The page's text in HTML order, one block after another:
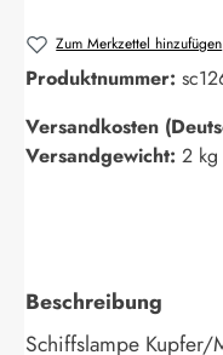
Zum Merkzettel hinzufügen
Produktnummer:
Versandkosten
Versandgewicht: 2 kg
Beschreibung
Schiffslampe Kupfer/